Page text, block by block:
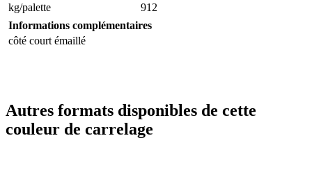
kg/palette
912
Informations complémentaires
côté court émaillé
Autres formats disponibles de cette
couleur de carrelage